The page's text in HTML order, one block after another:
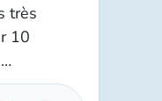
très
10